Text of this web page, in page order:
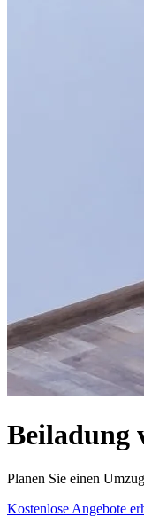
Beiladung
Planen Sie einen
Kostenlose Angebote